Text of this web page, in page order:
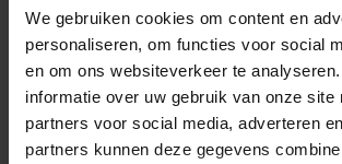
We gebruiken cookies om content en
personaliseren, om functies voor social
en om ons websiteverkeer te
informatie over uw gebruik van onze site
partners voor social media, adverteren
partners kunnen deze gegevens
De soundtrack van Sibrecht
Chefs delen de nummers waarop zij de